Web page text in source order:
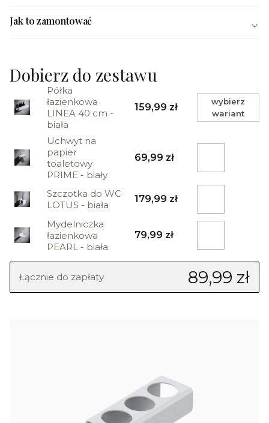
Jak to zamontować
Dobierz do zestawu
Półka
łazienkowa
LINEA 40 cm -
biała
159,99 zł
wybierz
wariant
Uchwyt na
papier
toaletowy
PRIME - biały
69,99 zł
Szczotka do WC
LOTUS - biała
179,99 zł
Mydelniczka
łazienkowa
PEARL - biała
79,99 zł
Łącznie do zapłaty 89,99 zł